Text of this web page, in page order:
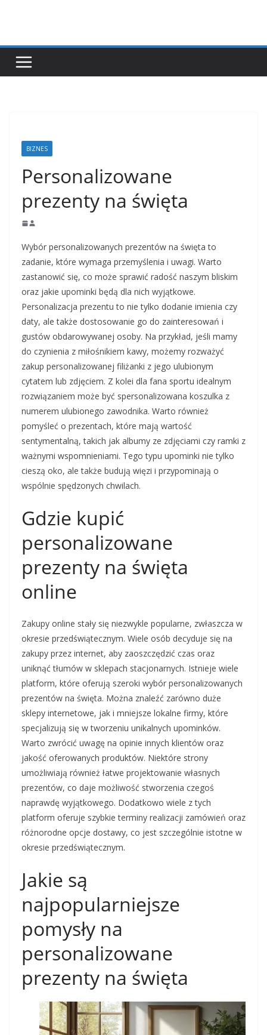
BIZNES
Personalizowane
prezenty na święta
Wybór personalizowanych prezentów na święta to
zadanie, które wymaga przemyślenia i uwagi. Warto
zastanowić się, co może sprawić radość naszym bliskim
oraz jakie upominki będą dla nich wyjątkowe.
Personalizacja prezentu to nie tylko dodanie imienia czy
daty, ale także dostosowanie go do zainteresowań i
gustów obdarowywanej osoby. Na przykład, jeśli mamy
do czynienia z miłośnikiem kawy, możemy rozważyć
zakup personalizowanej filiżanki z jego ulubionym
cytatem lub zdjęciem. Z kolei dla fana sportu idealnym
rozwiązaniem może być spersonalizowana koszulka z
numerem ulubionego zawodnika. Warto również
pomyśleć o prezentach, które mają wartość
sentymentalną, takich jak albumy ze zdjęciami czy ramki z
ważnymi wspomnieniami. Tego typu upominki nie tylko
cieszą oko, ale także budują więzi i przypominają o
wspólnie spędzonych chwilach.
Gdzie kupić
personalizowane
prezenty na święta
online
Zakupy online stały się niezwykle popularne, zwłaszcza w
okresie przedświątecznym. Wiele osób decyduje się na
zakupy przez internet, aby zaoszczędzić czas oraz
uniknąć tłumów w sklepach stacjonarnych. Istnieje wiele
platform, które oferują szeroki wybór personalizowanych
prezentów na święta. Można znaleźć zarówno duże
sklepy internetowe, jak i mniejsze lokalne firmy, które
specjalizują się w tworzeniu unikalnych upominków.
Warto zwrócić uwagę na opinie innych klientów oraz
jakość oferowanych produktów. Niektóre strony
umożliwiają również łatwe projektowanie własnych
prezentów, co daje możliwość stworzenia czegoś
naprawdę wyjątkowego. Dodatkowo wiele z tych
platform oferuje szybkie terminy realizacji zamówień oraz
różnorodne opcje dostawy, co jest szczególnie istotne w
okresie przedświątecznym.
Jakie są
najpopularniejsze
pomysły na
personalizowane
prezenty na święta